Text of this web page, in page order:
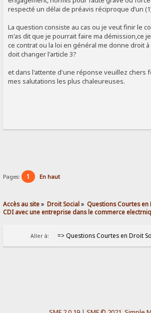
respecté un délai de préavis réciproque d’un
La question consiste au cas ou je veut finir le
m'as dit que je pourrait faire ma démission,ce
ce contrat ou la loi en général me donne droit
doit changer l'article 3?
et dans l'attente d'une réponse veuillez chers
mes salutations les plus chaleureuses.
Pages: 1 En haut
Accès au site» Droit Social» Questions Courtes en
CDI avec une entreprise dans le commerce
Aller à: